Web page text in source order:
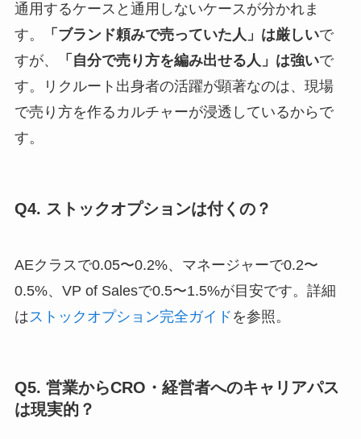
通用するケースと通用しないケースが分かれま
す。
「ブランド頼みで売っていた人」は厳しいで
すが、
「自分で売り方を編み出せる人」は強いで
す。リクルート出身者の活躍が顕著なのは、現場
で売り方を作るカルチャーが浸透しているからで
す。
Q4. ストックオプションは付くの？
AEクラスで0.05〜0.2%、マネージャーで0.2〜
0.5%、VP of Salesで0.5〜1.5%が目安です。詳細
は ストックオプション完全ガイド を参照。
Q5. 営業からCRO・経営者へのキャリアパス
は現実的？